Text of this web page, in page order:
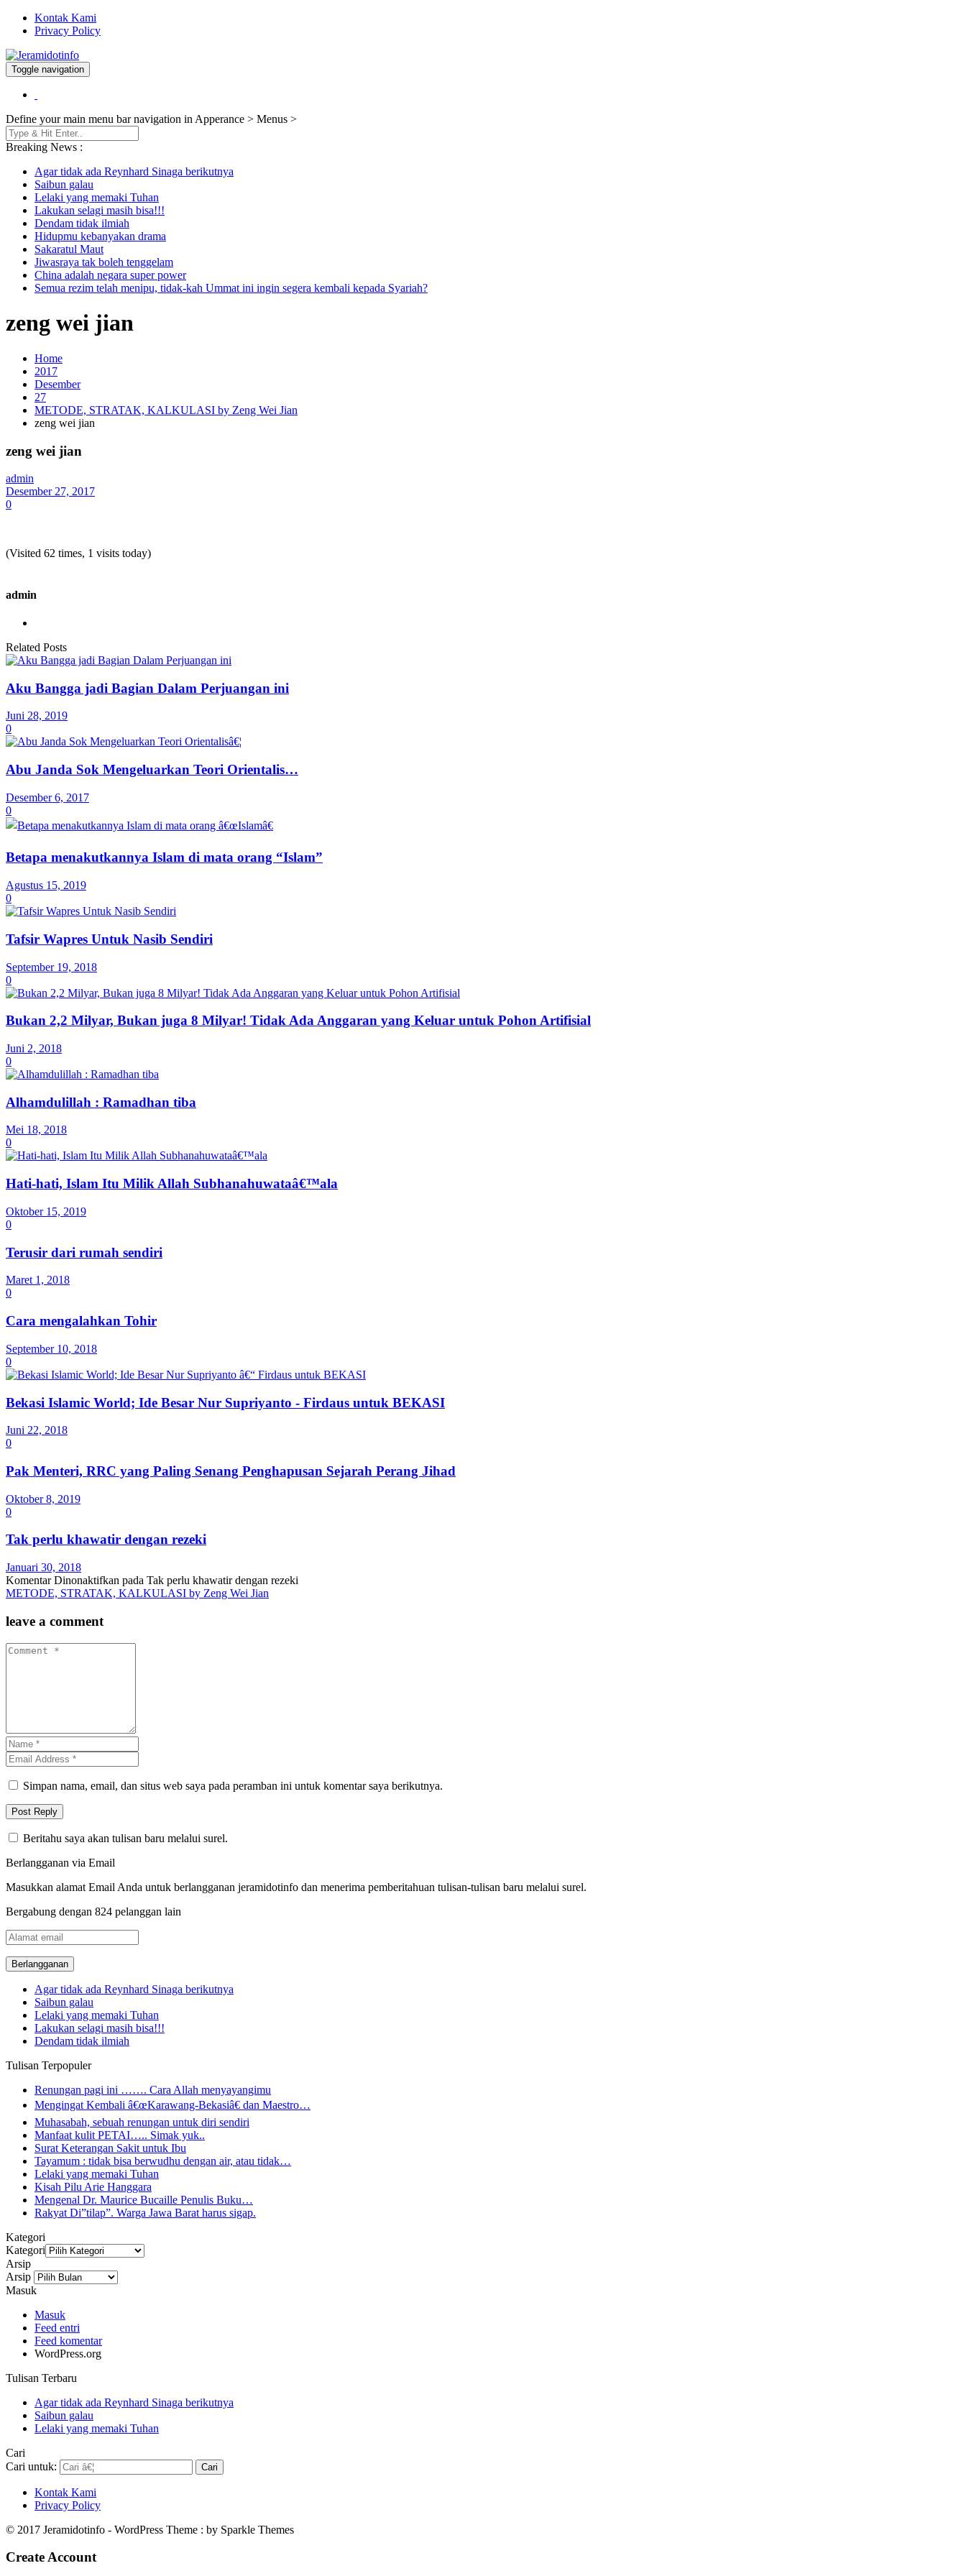
Kontak Kami
Privacy Policy
Jeramidotinfo
Berita dan Informasi Terkini
Toggle navigation
Define your main menu bar navigation in Apperance > Menus >
Breaking News :
Agar tidak ada Reynhard Sinaga berikutnya
Saibun galau
Lelaki yang memaki Tuhan
Lakukan selagi masih bisa!!!
Dendam tidak ilmiah
Hidupmu kebanyakan drama
Sakaratul Maut
Jiwasraya tak boleh tenggelam
China adalah negara super power
Semua rezim telah menipu, tidak-kah Ummat ini ingin segera kembali kepada Syariah?
zeng wei jian
Home
2017
Desember
27
METODE, STRATAK, KALKULASI by Zeng Wei Jian
zeng wei jian
zeng wei jian
admin
Desember 27, 2017
0
(Visited 62 times, 1 visits today)
admin
Related Posts
Aku Bangga jadi Bagian Dalam Perjuangan ini
Juni 28, 2019
0
Abu Janda Sok Mengeluarkan Teori Orientalis…
Desember 6, 2017
0
Betapa menakutkannya Islam di mata orang “Islam”
Agustus 15, 2019
0
Tafsir Wapres Untuk Nasib Sendiri
September 19, 2018
0
Bukan 2,2 Milyar, Bukan juga 8 Milyar! Tidak Ada Anggaran yang Keluar untuk Pohon Artifisial
Juni 2, 2018
0
Alhamdulillah : Ramadhan tiba
Mei 18, 2018
0
Hati-hati, Islam Itu Milik Allah Subhanahuwataâ€™ala
Oktober 15, 2019
0
Terusir dari rumah sendiri
Maret 1, 2018
0
Cara mengalahkan Tohir
September 10, 2018
0
Bekasi Islamic World; Ide Besar Nur Supriyanto - Firdaus untuk BEKASI
Juni 22, 2018
0
Pak Menteri, RRC yang Paling Senang Penghapusan Sejarah Perang Jihad
Oktober 8, 2019
0
Tak perlu khawatir dengan rezeki
Januari 30, 2018
Komentar Dinonaktifkan pada Tak perlu khawatir dengan rezeki
METODE, STRATAK, KALKULASI by Zeng Wei Jian
leave a comment
Simpan nama, email, dan situs web saya pada peramban ini untuk komentar saya berikutnya.
Beritahu saya akan tulisan baru melalui surel.
Berlangganan via Email
Masukkan alamat Email Anda untuk berlangganan jeramidotinfo dan menerima pemberitahuan tulisan-tulisan baru melalui surel.
Bergabung dengan 824 pelanggan lain
Alamat
email
Agar tidak ada Reynhard Sinaga berikutnya
Saibun galau
Lelaki yang memaki Tuhan
Lakukan selagi masih bisa!!!
Dendam tidak ilmiah
Tulisan Terpopuler
Renungan pagi ini ……. Cara Allah menyayangimu
Mengingat Kembali â€œKarawang-Bekasiâ€ dan Maestro…
Muhasabah, sebuah renungan untuk diri sendiri
Manfaat kulit PETAI….. Simak yuk..
Surat Keterangan Sakit untuk Ibu
Tayamum : tidak bisa berwudhu dengan air, atau tidak…
Lelaki yang memaki Tuhan
Kisah Pilu Arie Hanggara
Mengenal Dr. Maurice Bucaille Penulis Buku…
Rakyat Di”tilap”. Warga Jawa Barat harus sigap.
Kategori
Kategori
Arsip
Arsip
Masuk
Masuk
Feed entri
Feed komentar
WordPress.org
Tulisan Terbaru
Agar tidak ada Reynhard Sinaga berikutnya
Saibun galau
Lelaki yang memaki Tuhan
Cari
Cari untuk:
Kontak Kami
Privacy Policy
© 2017 Jeramidotinfo - WordPress Theme : by Sparkle Themes
Create Account